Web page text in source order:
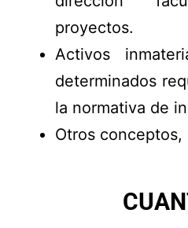
proyectos.
Activos
determinados
la normativa de
Otros